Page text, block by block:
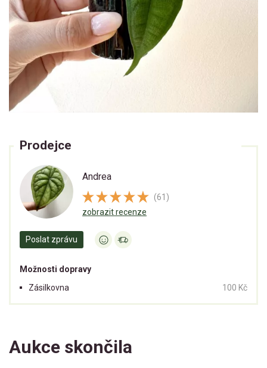
Prodejce
Andrea
(61)
zobrazit recenze
Poslat zprávu
Možnosti dopravy
Zásilkovna
100 Kč
Aukce skončila